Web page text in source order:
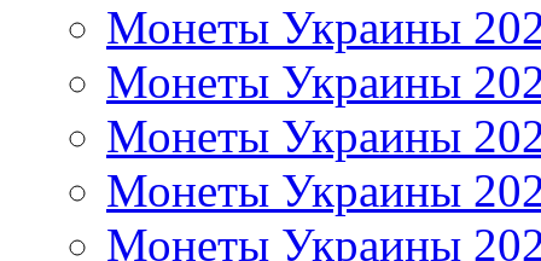
Монеты Украины
Монеты Украины
Монеты Украины
Монеты Украины
Монеты Украины